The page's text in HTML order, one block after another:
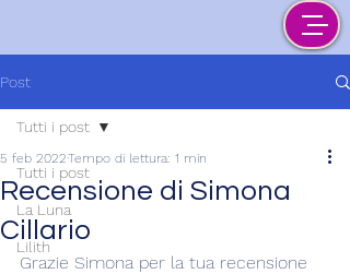
Post
Tutti i post
La Luna
Lilith
Tutti i post
Recensione di Simona
Cillario
5 feb 2022Tempo di lettura: 1 min
Grazie Simona per la tua recensione